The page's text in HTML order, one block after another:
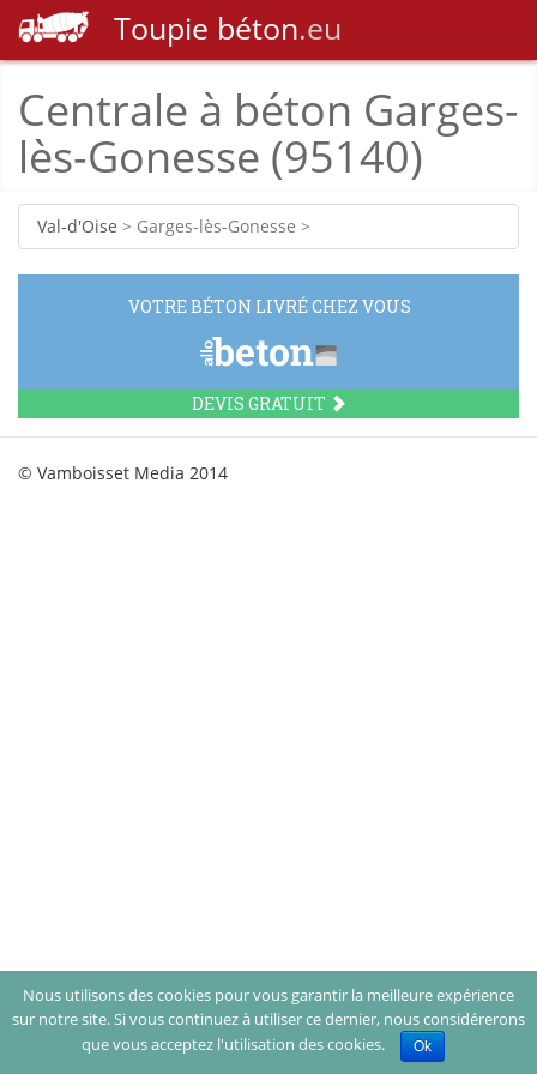
Toupie béton.eu
Centrale à béton Garges-
lès-Gonesse (95140)
Val-d'Oise > Garges-lès-Gonesse >
VOTRE BÉTON LIVRÉ CHEZ VOUS
DEVIS GRATUIT
Nous utilisons des cookies pour vous garantir la meilleure expérience
sur notre site. Si vous continuez à utiliser ce dernier, nous considérerons
que vous acceptez l'utilisation des cookies.
Ok
© Vamboisset Media 2014